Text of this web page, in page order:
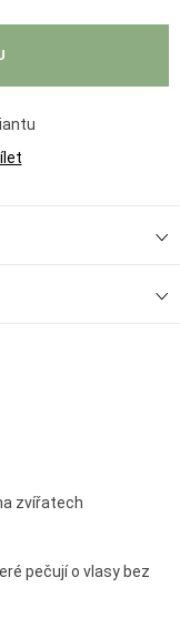
zvířatech
pečují o vlasy bez